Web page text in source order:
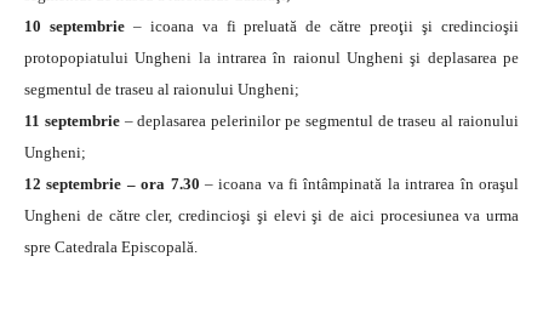
10 septembrie – icoana va fi preluată de către preoţii şi credincioşii
protopopiatului Ungheni la intrarea în raionul Ungheni şi deplasarea pe
segmentul de traseu al raionului Ungheni;
11 septembrie– deplasarea pelerinilor pe segmentul de traseu al raionului
Ungheni;
12 septembrie – ora 7.30 – icoana va fi întâmpinată la intrarea în oraşul
Ungheni de către cler, credincioşi şi elevi şi de aici procesiunea va urma
spre Catedrala Episcopală.